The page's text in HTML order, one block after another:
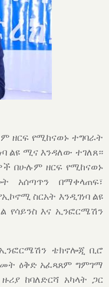
ዘርፍ የሚከናወኑ ተግባራት
ልዩ ሚና እንዳለው ተገለጸ።
በሁሉም ዘርፍ የሚከናወኑ
አሰጣጥን በማቀላጠፍ፣
ስርአት እንዲገነባ ልዩ
የሳይንስ እና ኢንፎርሜሽን
ኢንፎርሜሽን ቴክኖሎጂ ቢሮ
ዕቅድ አፈጻጸም ግምገማ
ከባለድርሻ አካላት ጋር